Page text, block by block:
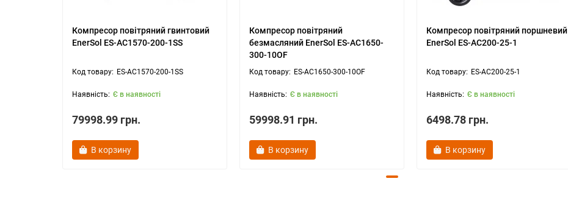
Компресор повітряний гвинтовий
EnerSol ES-AC1570-200-1SS
ES-AC1570-200-1SS
Є в наявності
79998.99 грн.
В корзину
Компресор повітряний
безмасляний EnerSol ES-AC1650-
300-10OF
ES-AC1650-300-10OF
Є в наявності
59998.91 грн.
В корзину
Компресор повітряний поршневий
EnerSol ES-AC200-25-1
ES-AC200-25-1
Є в наявності
6498.78 грн.
В корзину